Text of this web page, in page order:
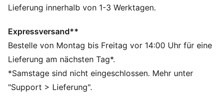
Aus 100 % recyceltem Material, Besatz und Deko sind
dryCELL: Performance-Technologie, die Feuchtigkeit
vom Körper ableitet und dafür sorgt, dass du beim
Training schweißfrei bleibst
DETAILS
Regular Fit
160 g/m², Single-Jersey-Gewebe
Lieferung innerhalb von 1-3 Werktagen.
Expressversand**
Bestelle von Montag bis Freitag vor 14:00 Uhr für eine
Lieferung am nächsten Tag*.
*Samstage sind nicht eingeschlossen. Mehr unter
"Support > Lieferung".